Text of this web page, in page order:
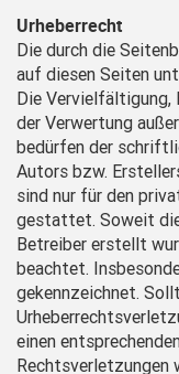
Urheberrecht
Die durch die
auf diesen Seiten
Die Vervielfältigung,
der Verwertung
bedürfen der
Autors bzw.
sind nur für den
gestattet. Soweit
Betreiber erstellt
beachtet.
gekennzeichnet.
einen
Rechtsverletzungen